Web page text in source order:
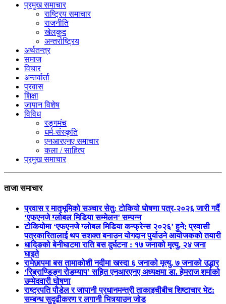
प्रमुख समाचार
राष्ट्रिय समाचार
राजनीति
खेलकुद
अन्तर्राष्ट्रिय
अर्थतन्त्र
समाज
विचार
अन्तर्वार्ता
प्रवास
शिक्षा
जापान विशेष
विविध
रङ्गमंच
धर्म-संस्कृति
एनआरएनए समाचार
कला / साहित्य
प्रमुख समाचार
ताजा समाचार
प्रवास र मातृभूमिको सञ्चार सेतु: टोकियो घोषणा पत्र-२०२६ जारी गर्दै
‘एफएनजे ग्लोबल मिडिया सम्मेलन’ सम्पन्न
टोकियोमा ‘एफएनजे ग्लोबल मिडिया कन्फ्रेन्स २०२६’ हुने; प्रवासी
पत्रकारितालाई थप सशक्त बनाउन योगदान पुर्याउने आयोजकको तयारी
धादिङको बेनीघाटमा राति बस दुर्घटना : १७ जनाको मृत्यु, २४ जना
घाइते
रामेछापमा बस तामाकोशी नदीमा खस्दा ६ जनाको मृत्यु, ७ जनाको उद्धार
‘रिब्राण्डिङ्ग रोडम्याप’ सहित एनआरएनए अध्यक्षमा डा. हेमराज शर्माको
उम्मेदवारी घोषणा
राष्ट्रपति पौडेल र जापानी प्रधानमन्त्री ताकाइचीबीच शिष्टाचार भेट:
सम्बन्ध सुदृढीकरण र लगानी भित्र्याउन जोड